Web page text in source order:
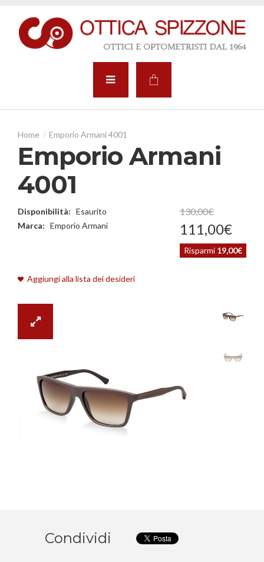
Emporio Armani 4001
Emporio Armani
4001
Disponibilità: Esaurito
Marca: Emporio Armani
130,00€
111,00€
Risparmi 19,00€
Aggiungi alla lista dei desideri
Condividi